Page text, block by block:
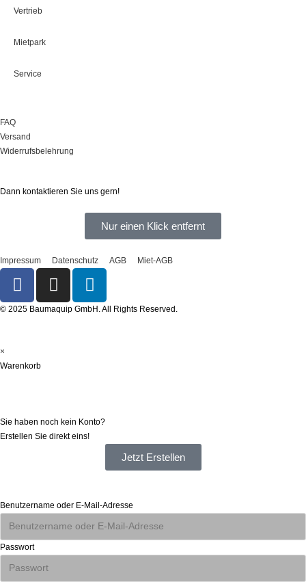
Vertrieb
Mietpark
Service
FAQ
Versand
Widerrufsbelehrung
Dann kontaktieren Sie uns gern!
Nur einen Klick entfernt
Impressum Datenschutz AGB Miet-AGB
© 2025 Baumaquip GmbH. All Rights Reserved.
×
Warenkorb
Sie haben noch kein Konto?
Erstellen Sie direkt eins!
Jetzt Erstellen
Benutzername oder E-Mail-Adresse
Passwort